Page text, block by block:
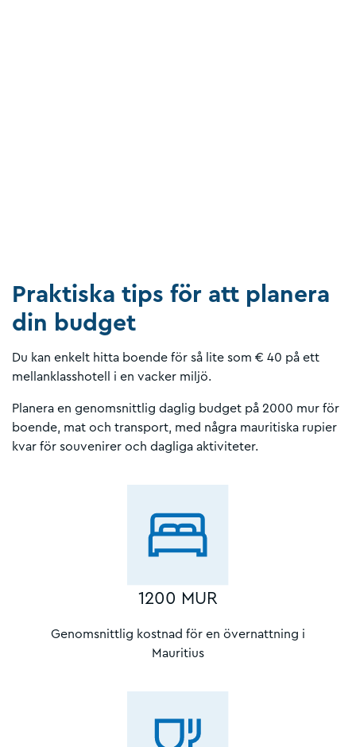
Praktiska tips för att planera
din budget
Du kan enkelt hitta boende för så lite som € 40 på ett
mellanklasshotell i en vacker miljö.
Planera en genomsnittlig daglig budget på 2000 mur för
boende, mat och transport, med några mauritiska rupier
kvar för souvenirer och dagliga aktiviteter.
1200 MUR
Genomsnittlig kostnad för en övernattning i
Mauritius